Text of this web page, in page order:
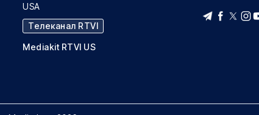
USA
Телеканал RTVI
Mediakit RTVI US